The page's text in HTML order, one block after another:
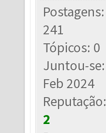
Postagens:
241
Tópicos: 0
Juntou-se:
Feb 2024
Reputação:
2